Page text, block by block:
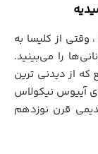
وقتی از کلیسا به
را می‌بینید.
۲۰ هزار متر مربع که از دیدنی ترین
آييوس نیکولاس
قرن نوزدهم